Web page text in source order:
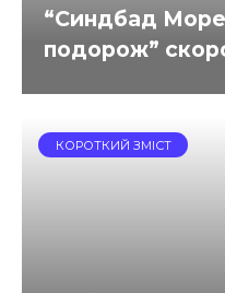
“Синдбад
подорож”
КОРОТКИЙ ЗМІСТ